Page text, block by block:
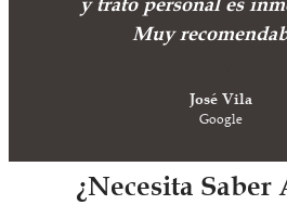
Muy
José Vila
Google
¿Necesita Saber